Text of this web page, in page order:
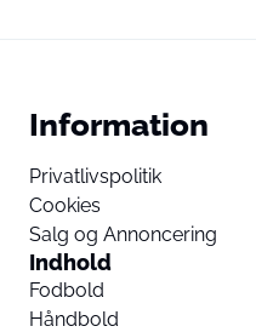
Information
Privatlivspolitik
Cookies
Salg og Annoncering
Indhold
Fodbold
Håndbold